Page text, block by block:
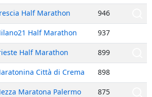
Half Marathon 946
Half Marathon 937
Half Marathon 899
Città di Crema 898
Maratona Palermo 875